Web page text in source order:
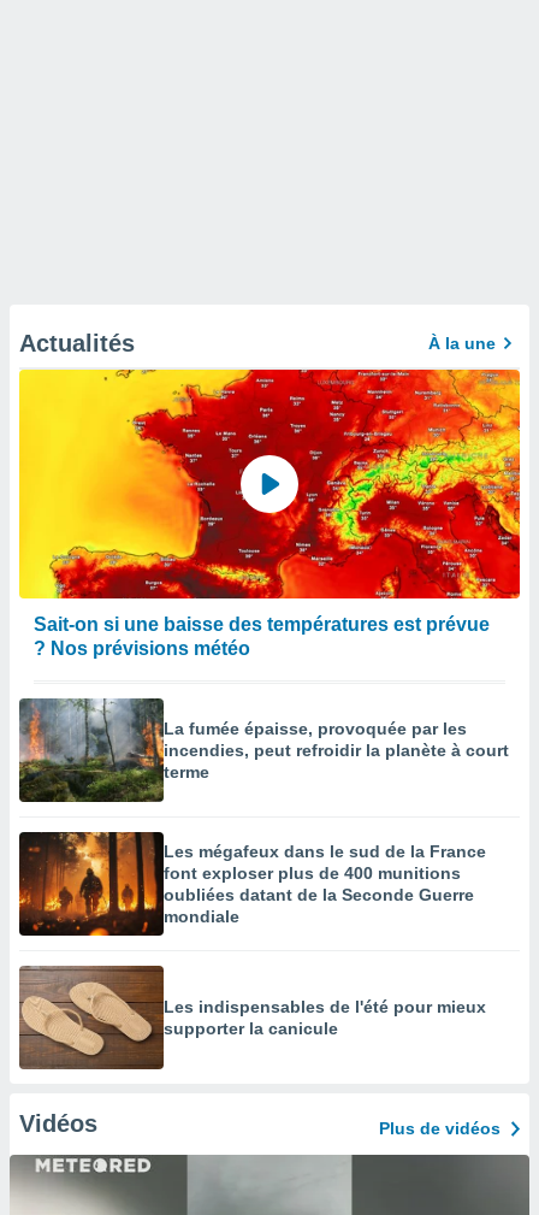
Actualités À la une
Sait-on si une baisse des températures est prévue
? Nos prévisions météo
La fumée épaisse, provoquée par les
incendies, peut refroidir la planète à court
terme
Les mégafeux dans le sud de la France
font exploser plus de 400 munitions
oubliées datant de la Seconde Guerre
mondiale
Les indispensables de l'été pour mieux
supporter la canicule
Vidéos Plus de vidéos